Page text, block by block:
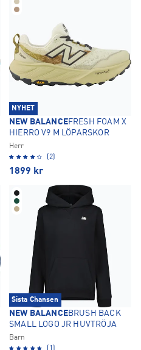
NYHET
NEW BALANCEFRESH FOAM X
HIERRO V9 M LÖPARSKOR
Herr
(2)
1899 kr
Sista Chansen
NEW BALANCEBRUSH BACK
SMALL LOGO JR HUVTRÖJA
Barn